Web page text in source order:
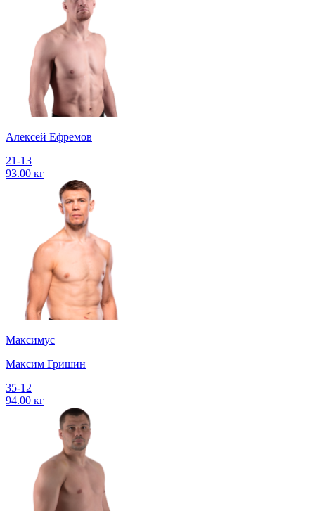
Алексей Ефремов
21-13
93.00 кг
Максимус
Максим Гришин
35-12
94.00 кг